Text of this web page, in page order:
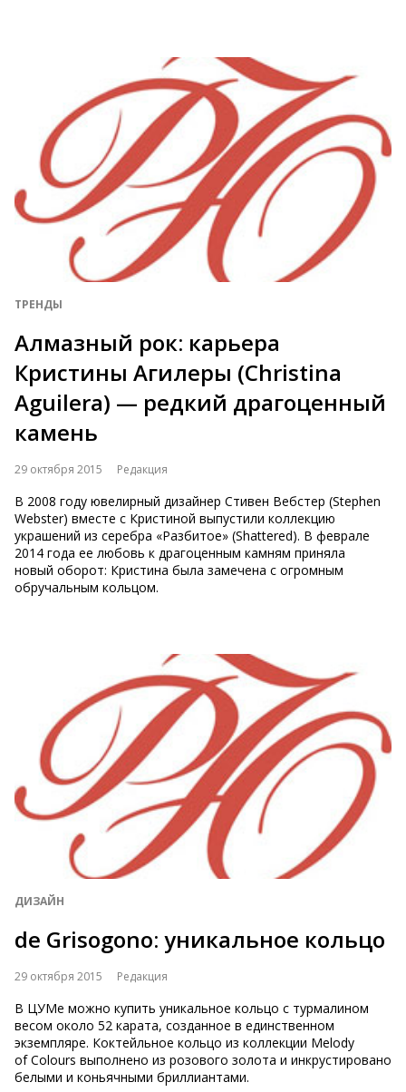
ТРЕНДЫ
Алмазный рок: карьера
Кристины Агилеры (Christina
Aguilera) — редкий драгоценный
камень
29 октября 2015 Редакция
В 2008 году ювелирный дизайнер Стивен Вебстер (Stephen
Webster) вместе с Кристиной выпустили коллекцию
украшений из серебра «Разбитое» (Shattered). В феврале
2014 года ее любовь к драгоценным камням приняла
новый оборот: Кристина была замечена с огромным
обручальным кольцом.
ДИЗАЙН
de Grisogono: уникальное кольцо
29 октября 2015 Редакция
В ЦУМе можно купить уникальное кольцо с турмалином
весом около 52 карата, созданное в единственном
экземпляре. Коктейльное кольцо из коллекции Melody
of Colours выполнено из розового золота и инкрустировано
белыми и коньячными бриллиантами.